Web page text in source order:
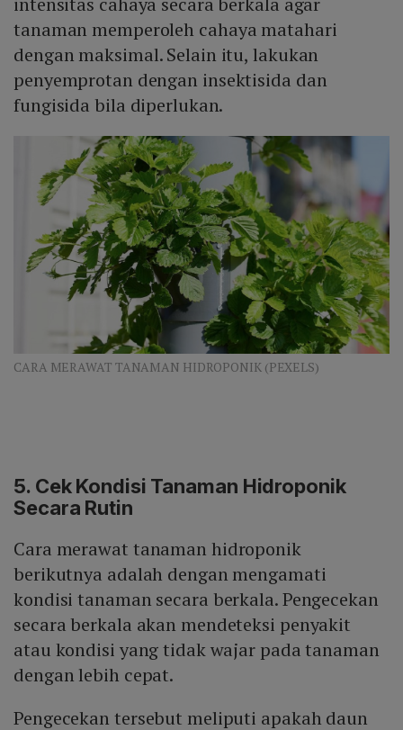
tanaman memperoleh cahaya matahari
dengan maksimal. Selain itu, lakukan
penyemprotan dengan insektisida dan
fungisida bila diperlukan.
CARA MERAWAT TANAMAN HIDROPONIK (PEXELS)
5. Cek Kondisi Tanaman Hidroponik
Secara Rutin
Cara merawat tanaman hidroponik
berikutnya adalah dengan mengamati
kondisi tanaman secara berkala. Pengecekan
secara berkala akan mendeteksi penyakit
atau kondisi yang tidak wajar pada tanaman
dengan lebih cepat.
Pengecekan tersebut meliputi apakah daun